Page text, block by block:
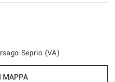
Seprio (VA)
MAPPA